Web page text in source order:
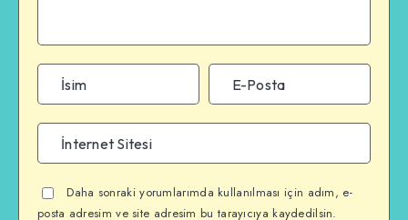
Daha sonraki yorumlarımda kullanılması için adım, e-
posta adresim ve site adresim bu tarayıcıya kaydedilsin.